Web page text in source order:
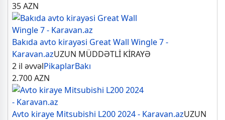
35AZN
Bakıda avto kirayəsi Great Wall Wingle 7 -
Karavan.azUZUN MÜDDƏTLİ KİRAYƏ
2 il əvvəlPikaplarBakı
2.700AZN
Avto kiraye Mitsubishi L200 2024 - Karavan.azUZUN